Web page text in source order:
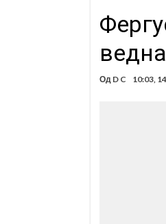
Од D C 10:03,